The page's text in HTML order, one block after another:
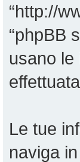
“http://
“phpBB
usano le
Le tue
naviga